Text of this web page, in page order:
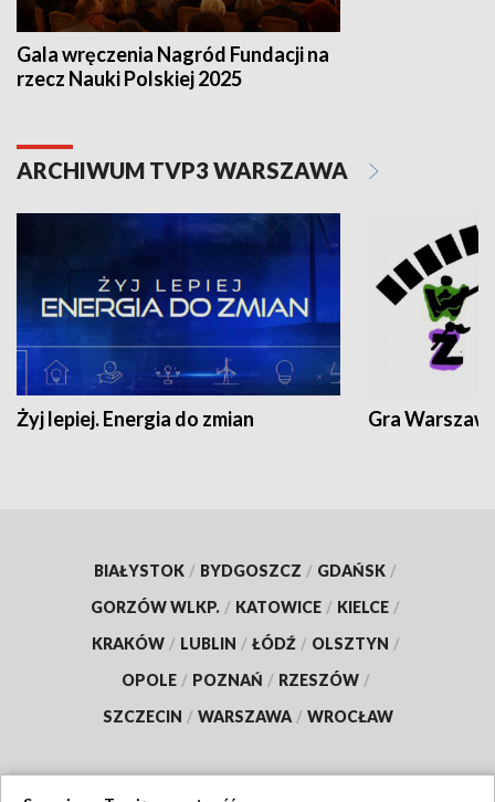
Gala wręczenia Nagród Fundacji na
rzecz Nauki Polskiej 2025
ARCHIWUM TVP3 WARSZAWA
Żyj lepiej. Energia do zmian Gra
BIAŁYSTOK / BYDGOSZCZ / GDAŃSK /
GORZÓW WLKP. / KATOWICE / KIELCE /
KRAKÓW / LUBLIN / ŁÓDŹ / OLSZTYN /
OPOLE / POZNAŃ / RZESZÓW /
SZCZECIN / WARSZAWA / WROCŁAW